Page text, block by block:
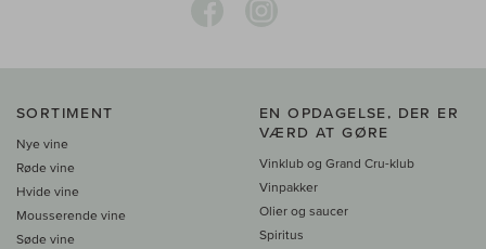
SORTIMENT
Nye vine
Røde vine
Hvide vine
Mousserende vine
Søde vine
EN OPDAGELSE, DER ER
VÆRD AT GØRE
Vinklub og Grand Cru-klub
Vinpakker
Olier og saucer
Spiritus